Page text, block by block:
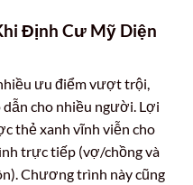
Định Cư Mỹ Diện
ưu điểm vượt trội,
cho nhiều người. Lợi
thẻ xanh vĩnh viễn cho
trực tiếp (vợ/chồng và
Chương trình này cũng